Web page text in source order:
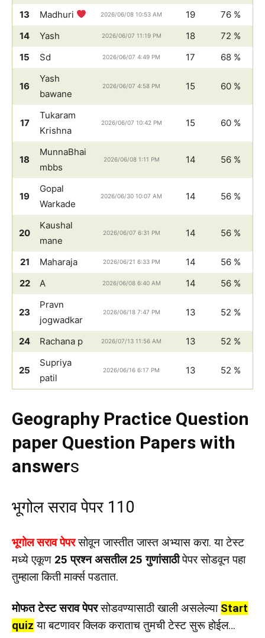
13
Madhuri 2026/06/08 10:53 AM 19
76 %
14
Yash 2026/06/07 11:19 PM 18
72 %
15
Sd 2026/06/07 4:49 PM 17 68 %
16
Yash
bawane
2026/06/07 4:58 PM 15 60 %
17
Tukaram
Krishna
2026/06/07 10:42 PM 15 60 %
18
MunnaBhai
mbbs
2026/06/08 1:11 PM 14 56 %
19
Gopal
Warkade
2026/06/30 10:07 AM 14 56 %
20
Kaushal
mane
2026/06/07 6:31 PM 14 56 %
21 Maharaja 2026/06/21 6:33 PM 14
56 %
22
A 2026/06/08 6:40 AM 14 56 %
23
Pravn
jogwadkar
2026/06/18 7:47 PM 13 52 %
24 Rachana p 2026/07/13 11:56 AM 13 52 %
25
Supriya
patil
2026/06/16 6:17 PM 13 52 %
Geography Practice Question
paper Question Papers with
answers
भूगोल सराव पेपर 110
भूगोल सराव पेपरसोवून जास्तीत जास्त अभ्यास करा. या टेस्ट
मध्ये एकूण 25 प्रश्न असतील 25 गुणांसाठीपेपर सोडवून पहा
तुम्हाला किती मार्क्स पडतात.
मोफत टेस्ट सराव पेपरसोडवण्यासाठी खाली असलेल्या Start
quiz या बटणावर क्लिक कराताच तुमची टेस्ट सुरू होईल…